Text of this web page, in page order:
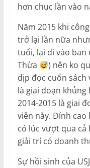
hơn chục lần vào
Năm 2015 khi
trở lại lần nữa
tuổi, lại đi vào ban
Thừa
) nên ko
dịp đọc cuốn sách
là giai đoạn khủng
2014-2015 là giai
viên này. Đỉnh cao
có lúc vượt qua cả
giải trí có doanh
Sự hồi sinh của